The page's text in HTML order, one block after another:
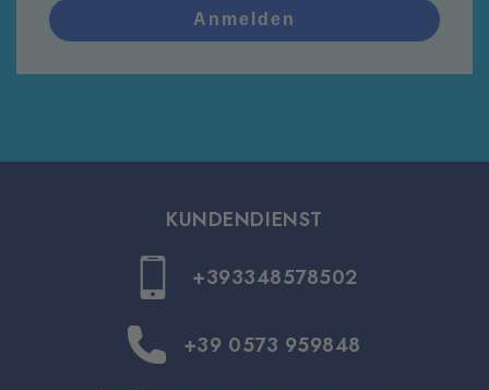
Anmelden
KUNDENDIENST
+393348578502
+39 0573 959848